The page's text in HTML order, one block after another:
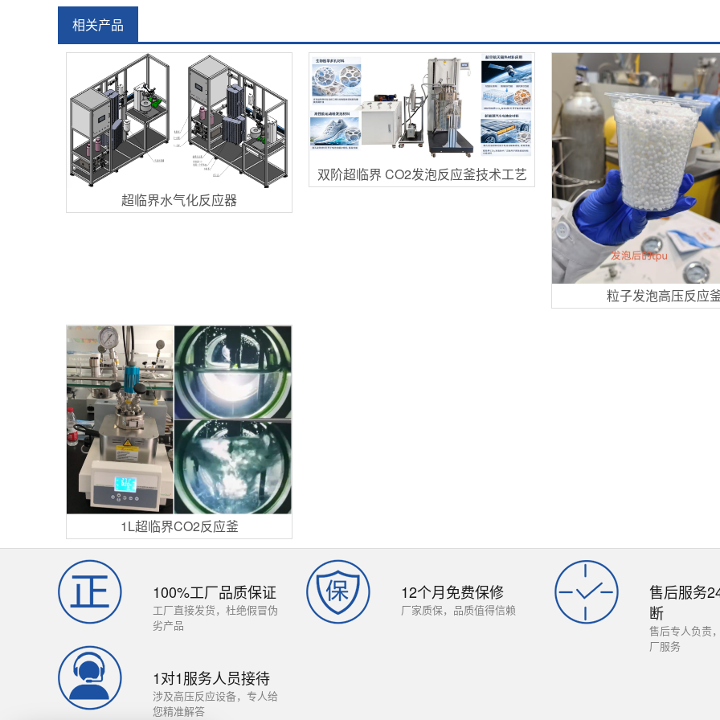
相关产品
超临界水气化反应器
双阶超临界 CO2发泡反应釜技术工艺
粒子发泡高压反应
1L超临界CO2反应釜
100%工厂品质保证
工厂直接发货，杜绝假冒伪
劣产品
12个月免费保修
厂家质保，品质值得信赖
售后服务
断
售后专人负责
厂服务
1对1服务人员接待
涉及高压反应设备，专人给
您精准解答